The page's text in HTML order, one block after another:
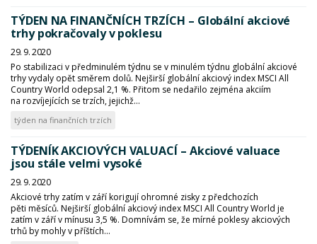
TÝDEN NA FINANČNÍCH TRZÍCH – Globální akciové
trhy pokračovaly v poklesu
29. 9. 2020
Po stabilizaci v předminulém týdnu se v minulém týdnu globální akciové
trhy vydaly opět směrem dolů. Nejširší globální akciový index MSCI All
Country World odepsal 2,1 %. Přitom se nedařilo zejména akciím
na rozvíjejících se trzích, jejichž...
týden na finančních trzích
TÝDENÍK AKCIOVÝCH VALUACÍ – Akciové valuace
jsou stále velmi vysoké
29. 9. 2020
Akciové trhy zatím v září korigují ohromné zisky z předchozích
pěti měsíců. Nejširší globální akciový index MSCI All Country World je
zatím v září v mínusu 3,5 %. Domnívám se, že mírné poklesy akciových
trhů by mohly v příštích...